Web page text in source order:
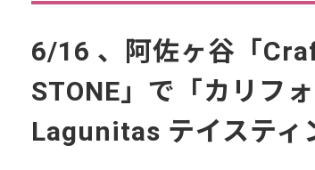
6/16 、阿佐ヶ谷「
STONE」で「カリフ
Lagunitas テイスティ